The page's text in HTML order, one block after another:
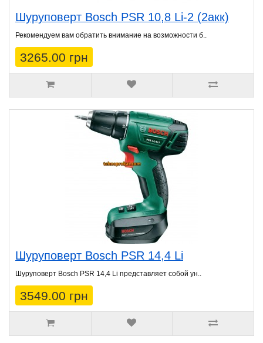
Шуруповерт Bosch PSR 10,8 Li-2 (2акк)
Рекомендуем вам обратить внимание на возможности б..
3265.00 грн
Шуруповерт Bosch PSR 14,4 Li
Шуруповерт Bosch PSR 14,4 Li представляет собой ун..
3549.00 грн